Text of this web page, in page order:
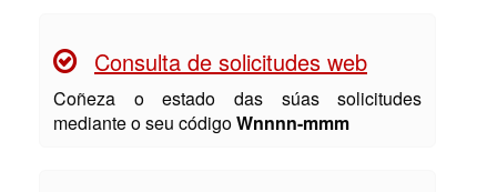
Consulta de solicitudes web
Coñeza o estado das súas solicitudes
mediante o seu códigoWnnnn-mmm